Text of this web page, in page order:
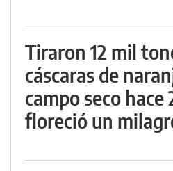
Tiraron 12 mil
cáscaras de
campo seco hace
floreció un